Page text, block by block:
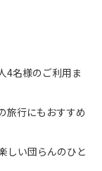
4名様のご利用ま
旅行にもおすすめ
しい団らんのひと